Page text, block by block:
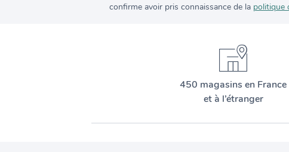
confirme avoir pris connaissance de la politique
450 magasins en France
et à l’étranger